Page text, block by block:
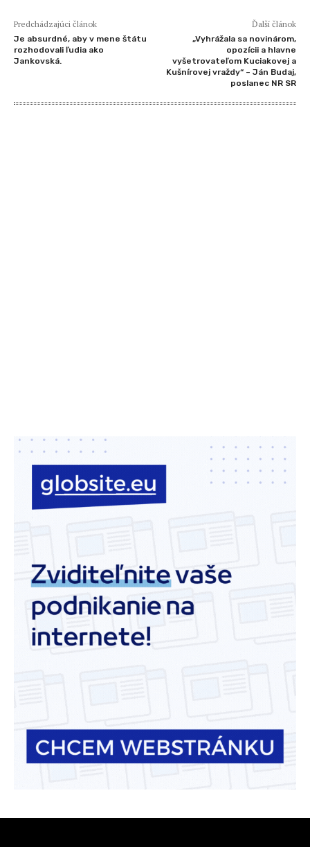
Predchádzajúci článok
Je absurdné, aby v mene štátu
rozhodovali ľudia ako
Jankovská.
Ďalší článok
„Vyhrážala sa novinárom,
opozícii a hlavne
vyšetrovateľom Kuciakovej a
Kušnírovej vraždy“ – Ján Budaj,
poslanec NR SR